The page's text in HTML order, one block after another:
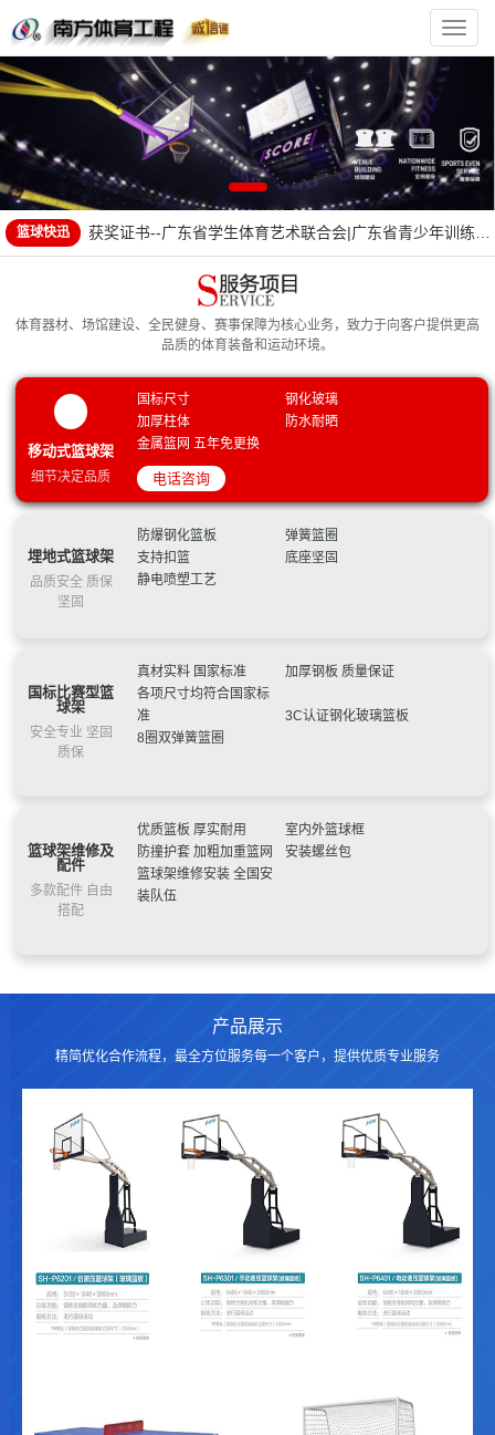
南
方
体
站
篮球快迅
联系方式
公司简介
获奖证书--广东省学生体育艺术联合会|广东省青少年训练竞
赛中心
营业执照
NF-2006:篮球架成人户外运动可升级娱乐篮球架室外家用地
埋款篮球框儿童青少年学校室内篮球架子 地埋升降款篮球架
NF-3001:金陵体育标准成人比赛篮球架室内外移动式单臂篮
球架YDJ-2B/11221
NF-4005:比赛篮球框 弹簧篮圈 弹性篮球框 加厚实心篮球框
标准篮球框篮圈
NF-3003:金陵篮球架户外儿童青少年家用可升降地埋式中小
学生篮球架ZXJ-3
NF-1001：移动式篮球架（架户外成人学校家用训练比赛均
可）标准室外可升降落地式篮球架-多种配置可选
NF-3005:金陵篮球架户外成人电动标准可移动式室内篮球架
室外款YDJ-2B可定制
NF-4008:篮球架翻新刷漆维修更换架子更换篮板更换篮圈篮
球场划线
NF-3002:金陵体育篮球架可升降青少年儿童室内移动户外家
用小孩训练WXJ-1
广西机电设备招标有限公司关于2022年市级为民办实事全民
健身路径器材采购（GLZC2022-J1-990572-JDZB）成交结
果公告
邻水县教育科技和体育局南城学校等学校设施设备采购项目
中标（成交）结果公告
星奥体育 户外篮球架 移动式标准篮球架 固定式篮球架 户外
训练篮球架厂家
大庆市萨尔图区教育局翔宇未来学校音乐室、体育室、美术
家 操场篮球架 凹箱篮球架
甘南县文体广电和旅游局健身器材采购结果公告
深圳：“体育+公益”凸显城区温度，龙岗区体育关爱工程火热
进行
联系方式
获奖证书--广东省学生体育艺术联合会|广东省青少年训练竞
NF-2006:篮球架成人户外运动可升级娱乐篮球架室外家用地
埋款篮球框儿童青少年学校室内篮球架子 地埋升降款篮球架
NF-3001:金陵体育标准成人比赛篮球架室内外移动式单臂篮
球架YDJ-2B/11221
NF-4005:比赛篮球框 弹簧篮圈 弹性篮球框 加厚实心篮球框
标准篮球框篮圈
NF-3003:金陵篮球架户外儿童青少年家用可升降地埋式中小
学生篮球架ZXJ-3
NF-1001：移动式篮球架（架户外成人学校家用训练比赛均
可）标准室外可升降落地式篮球架-多种配置可选
NF-3005:金陵篮球架户外成人电动标准可移动式室内篮球架
室外款YDJ-2B可定制
NF-4008:篮球架翻新刷漆维修更换架子更换篮板更换篮圈篮
球场划线
NF-3002:金陵体育篮球架可升降青少年儿童室内移动户外家
用小孩训练WXJ-1
广西机电设备招标有限公司关于2022年市级为民办实事全民
训练篮球架厂家
大庆市萨尔图区教育局翔宇未来学校音乐室、体育室、美术
室设备采购竞争性谈判公告
青岛市体育局2022年更新新建项目(市北区、李沧区、崂山
区、城阳区)中标公告
星阳 江门篮球架 户外成人标准移动带轮凹箱平箱篮球架厂
体育器材、场馆建设、全民健身、赛事保障为核心业务，致力于向客户提供更高
品质的体育装备和运动环境。
移动式篮球架
细节决定品质
国标尺寸
钢化玻璃
加厚柱体
防水耐晒
金属篮网 五年免更换
电话咨询
埋地式篮球架
品质安全 质保
坚固
防爆钢化篮板
弹簧篮圈
支持扣篮
底座坚固
静电喷塑工艺
国标比赛型篮
球架
安全专业 坚固
质保
真材实料 国家标准
加厚钢板 质量保证
各项尺寸均符合国家标
准
3C认证钢化玻璃篮板
8圈双弹簧篮圈
篮球架维修及
配件
多款配件 自由
搭配
优质篮板 厚实耐用
室内外篮球框
防撞护套 加粗加重篮网
安装螺丝包
篮球架维修安装 全国安
装队伍
产品展示
精简优化合作流程，最全方位服务每一个客户，提供优质专业服务